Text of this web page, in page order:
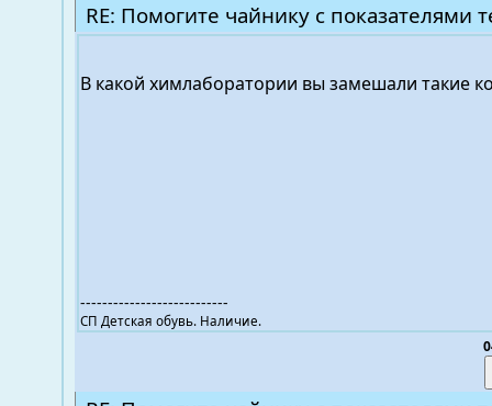
RE: Помогите чайнику с показателями
В какой химлаборатории вы замешали такие
---------------------------
СП Детская обувь. Наличие.